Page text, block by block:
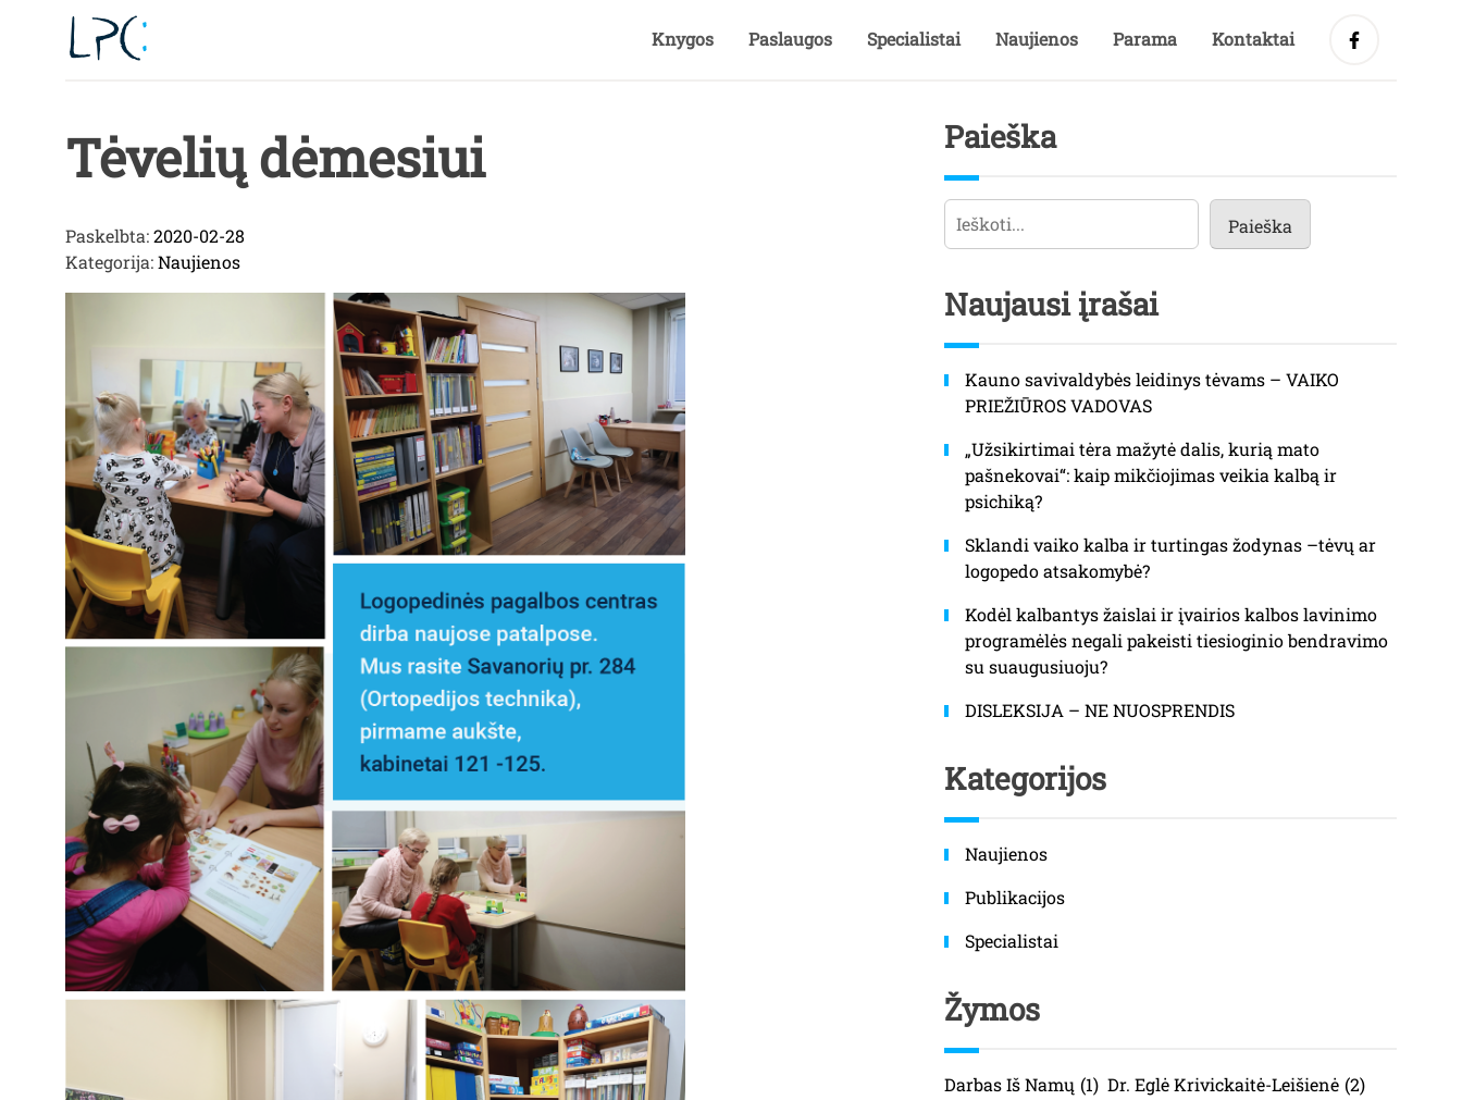
Knygos Paslaugos Specialistai Naujienos Parama Kontaktai
Tėvelių dėmesiui
Paskelbta:2020-02-28
Kategorija:Naujienos
Paieška
Paieška
Paieška
Naujausi įrašai
Kauno savivaldybės leidinys tėvams – VAIKO
PRIEŽIŪROS VADOVAS
„Užsikirtimai tėra mažytė dalis, kurią mato
pašnekovai“: kaip mikčiojimas veikia kalbą ir
psichiką?
Sklandi vaiko kalba ir turtingas žodynas –tėvų ar
logopedo atsakomybė?
Kodėl kalbantys žaislai ir įvairios kalbos lavinimo
programėlės negali pakeisti tiesioginio bendravimo
su suaugusiuoju?
DISLEKSIJA – NE NUOSPRENDIS
Kategorijos
Naujienos
Publikacijos
Specialistai
Žymos
Darbas Iš Namų (1) Dr. Eglė Krivickaitė-Leišienė (2)